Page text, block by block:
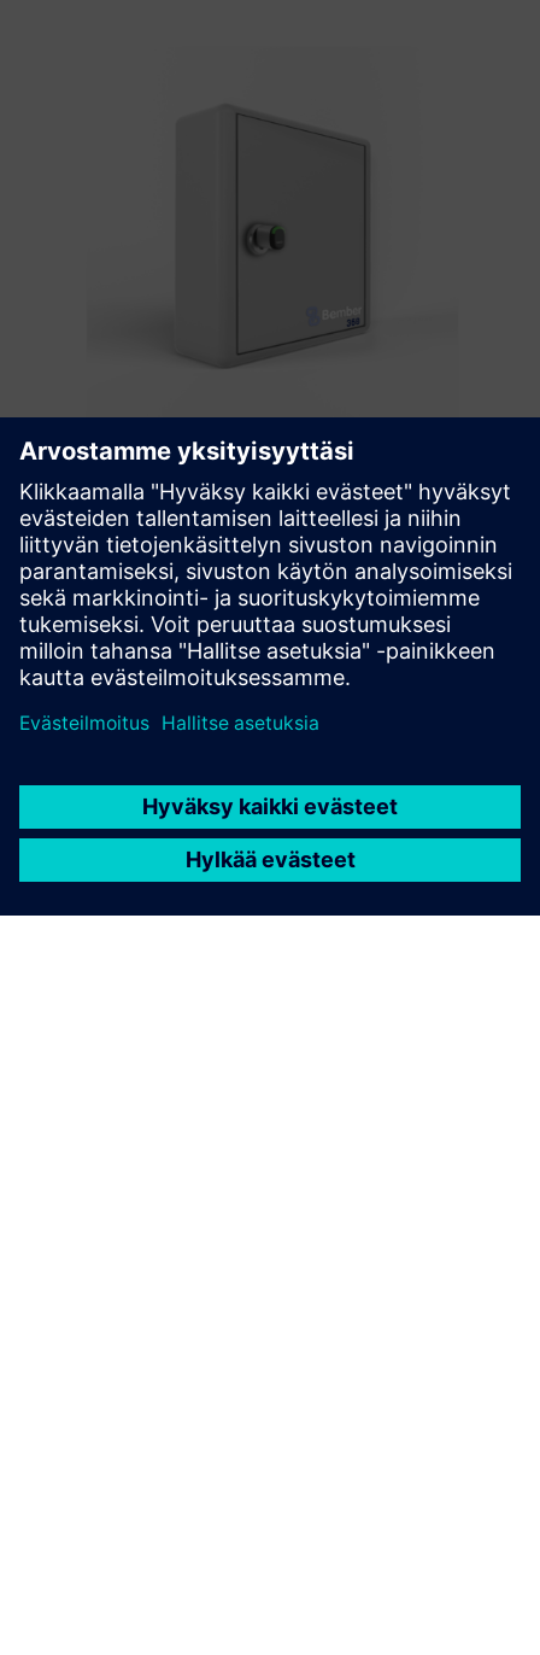
Bember 360
Antaa kiinteistöjen omistajille mahdollisuuden hallita
käyttäjien matkoja rakennuksessa vuokralaisille,
toiminnoille, ostajille, vierailijoille, teknologia- ja
palveluntarjoajille.
Lue lisää